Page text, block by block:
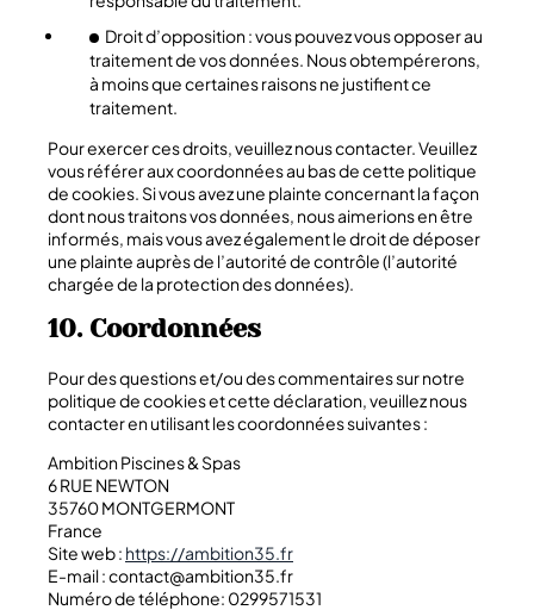
Droit d’opposition : vous pouvez vous opposer au
traitement de vos données. Nous obtempérerons,
à moins que certaines raisons ne justifient ce
traitement.
Pour exercer ces droits, veuillez nous contacter. Veuillez
vous référer aux coordonnées au bas de cette politique
de cookies. Si vous avez une plainte concernant la façon
dont nous traitons vos données, nous aimerions en être
informés, mais vous avez également le droit de déposer
une plainte auprès de l’autorité de contrôle (l’autorité
chargée de la protection des données).
10. Coordonnées
Pour des questions et/ou des commentaires sur notre
politique de cookies et cette déclaration, veuillez nous
contacter en utilisant les coordonnées suivantes :
Ambition Piscines & Spas
6 RUE NEWTON
35760 MONTGERMONT
France
Site web : https://ambition35.fr
E-mail :contact@ambition35.fr
Numéro de téléphone: 0299571531